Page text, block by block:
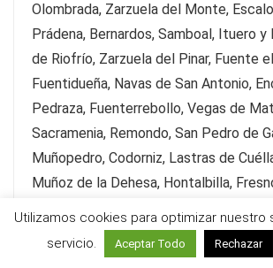
Olombrada, Zarzuela del Monte,
Prádena, Bernardos, Samboal, Ituero y
de Riofrío, Zarzuela del Pinar, Fuente
Fuentidueña, Navas de San Antonio,
Pedraza, Fuenterrebollo, Vegas de
Sacramenia, Remondo, San Pedro de
Muñopedro, Codorniz, Lastras de
Muñoz de la Dehesa, Hontalbilla,
Escarabajosa de Cabezas, Martín
Cuéllar, Campo de San Pedro, Grajera,
Utilizamos cookies para optimizar nuestro
servicio.
Aceptar Todo Rechazar